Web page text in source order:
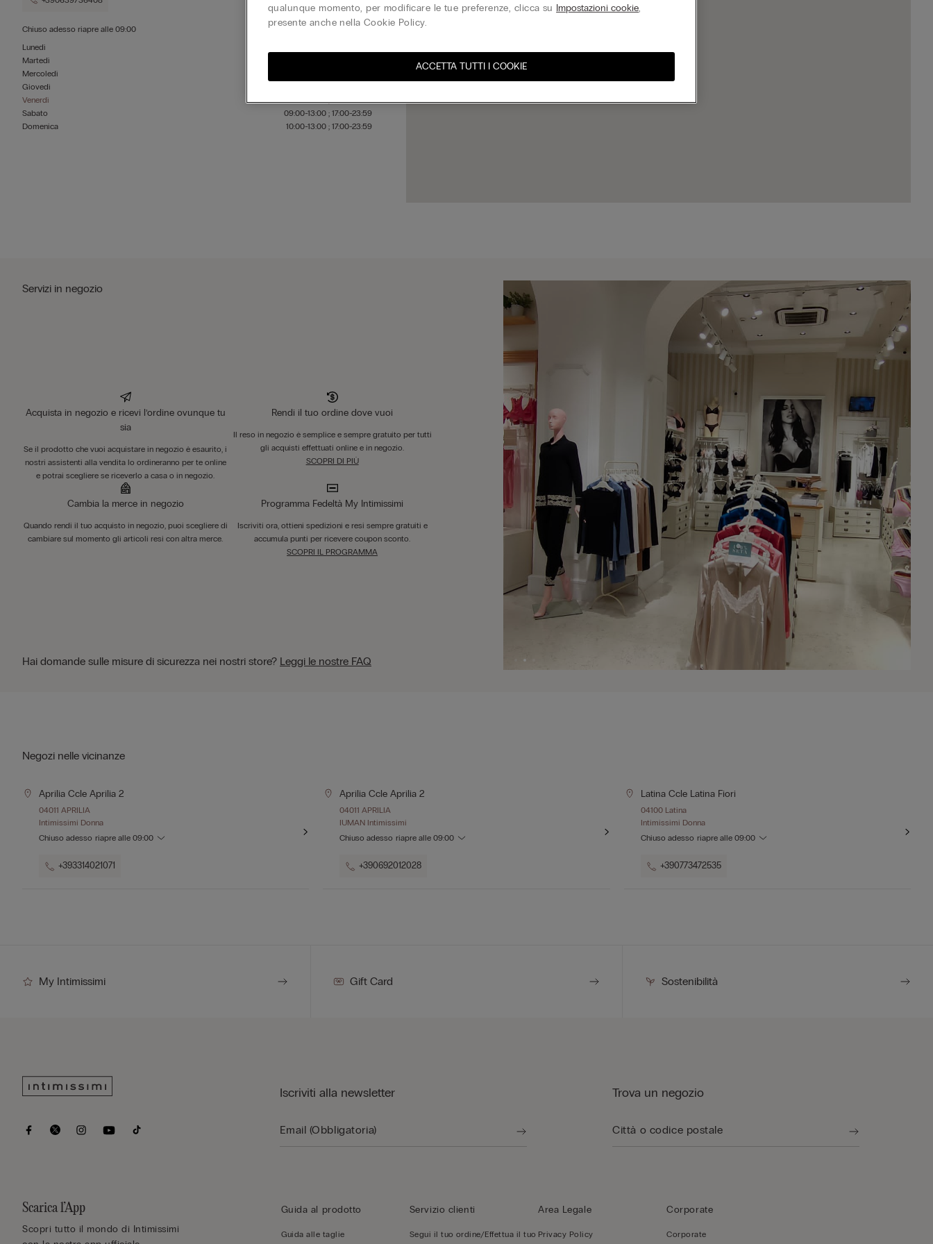
Chiuso adesso riapre alle 09:00
Lunedì
Martedì
Mercoledì
Giovedì
Venerdì
09:00-13:00 ; 17:00-23:59
Sabato
09:00-13:00 ; 17:00-23:59
Domenica
10:00-13:00 ; 17:00-23:59
Servizi in negozio
Acquista in negozio e ricevi l’ordine ovunque tu
sia
Se il prodotto che vuoi acquistare in negozio è esaurito, i
nostri assistenti alla vendita lo ordineranno per te online
e potrai scegliere se riceverlo a casa o in negozio.
Rendi il tuo ordine dove vuoi
Il reso in negozio è semplice e sempre gratuito per tutti
gli acquisti effettuati online e in negozio.
SCOPRI DI PIÙ
Cambia la merce in negozio
Quando rendi il tuo acquisto in negozio, puoi scegliere di
cambiare sul momento gli articoli resi con altra merce.
Programma Fedeltà My Intimissimi
Iscriviti ora, ottieni spedizioni e resi sempre gratuiti e
accumula punti per ricevere coupon sconto.
SCOPRI IL PROGRAMMA
Hai domande sulle misure di sicurezza nei nostri store? Leggi le nostre FAQ
Negozi nelle vicinanze
Aprilia Ccle Aprilia 2
04011 APRILIA
Intimissimi Donna
Chiuso adesso riapre alle 09:00
+393314021071
Aprilia Ccle Aprilia 2
04011 APRILIA
IUMAN Intimissimi
Chiuso adesso riapre alle09:00
+390692012028
Latina Ccle Latina Fiori
04100 Latina
Intimissimi Donna
Chiuso adesso riapre alle 09:00
+390773472535
My Intimissimi Gift Card Sostenibilità
Scarica l’App
Scopri tutto il mondo di Intimissimi
Iscriviti alla newsletter Trova un negozio
Guida al prodotto
Guida alle taglie
Servizio clienti
Segui il tuo ordine/Effettua il tuo
Area Legale
Privacy Policy
Corporate
Corporate
qualunque momento, per modificare le tue preferenze, clicca su Impostazioni cookie,
presente anche nella Cookie Policy.
ACCETTA TUTTI I COOKIE